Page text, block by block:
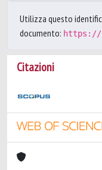
Utilizza questo
documento: https://
Citazioni